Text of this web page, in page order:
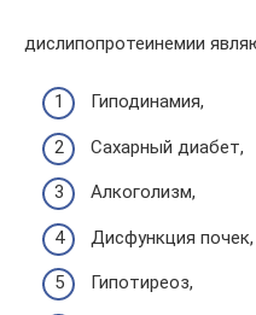
дислипопротеинемии
Гиподинамия,
Сахарный диабет,
Алкоголизм,
Дисфункция почек,
Гипотиреоз,